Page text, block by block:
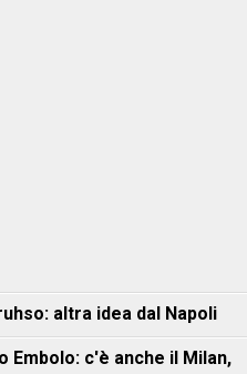
altra idea dal Napoli
Embolo: c'è anche il Milan,